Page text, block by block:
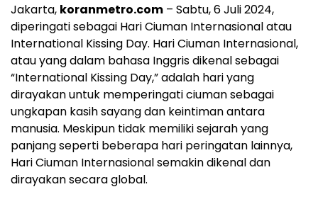
Jakarta, koranmetro.com – Sabtu, 6 Juli 2024,
diperingati sebagai Hari Ciuman Internasional atau
International Kissing Day. Hari Ciuman Internasional,
atau yang dalam bahasa Inggris dikenal sebagai
“International Kissing Day,” adalah hari yang
dirayakan untuk memperingati ciuman sebagai
ungkapan kasih sayang dan keintiman antara
manusia. Meskipun tidak memiliki sejarah yang
panjang seperti beberapa hari peringatan lainnya,
Hari Ciuman Internasional semakin dikenal dan
dirayakan secara global.